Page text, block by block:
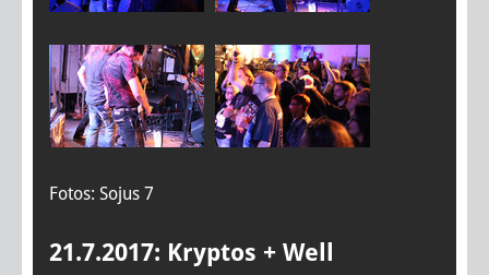
Fotos: Sojus 7
21.7.2017: Kryptos + Well